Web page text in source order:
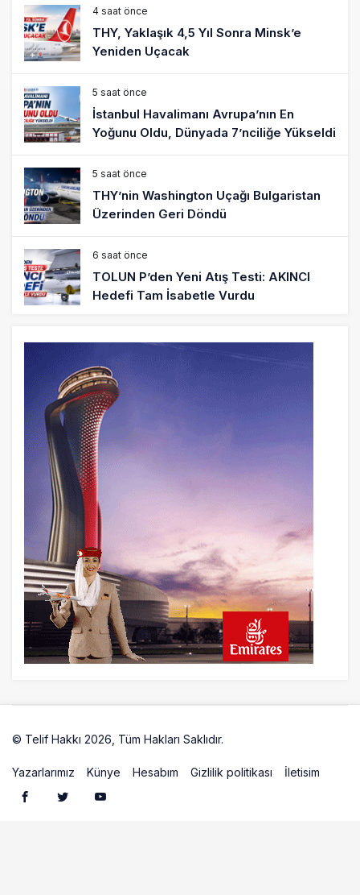
4 saat önce
THY, Yaklaşık 4,5 Yıl Sonra Minsk’e
Yeniden Uçacak
5 saat önce
İstanbul Havalimanı Avrupa’nın En
Yoğunu Oldu, Dünyada 7’nciliğe Yükseldi
5 saat önce
THY’nin Washington Uçağı Bulgaristan
Üzerinden Geri Döndü
6 saat önce
TOLUN P’den Yeni Atış Testi: AKINCI
Hedefi Tam İsabetle Vurdu
Türkiye’nin Milli Motor Projelerinde Yeni
Dönem: TEI TEKNOLOJİ Kuruldu
22 saat önce
SunExpress Günlük Yolcu Rekorunu 72
Bin 340’a Çıkardı
23 saat önce
İstanbul Havalimanı’nın 4. Pistinde İlk
Test Uçuşu Yapıldı
23 saat önce
Aslıhan Güven, Airport Leader of the
Future Finalisti Oldu
© Telif Hakkı 2026, Tüm Hakları Saklıdır.
Yazarlarımız Künye Hesabım Gizlilik politikası İletisim